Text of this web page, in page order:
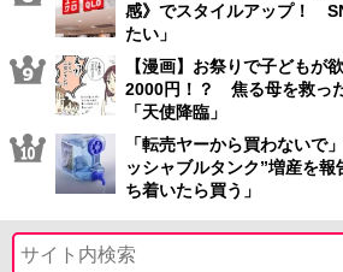
感》でスタイルアップ！
たい」
【漫画】お祭りで子どもが
2000円！？ 焦る母を救っ
「天使降臨」
「転売ヤーから買わないで
ッシャブルタンク”増産を
ち着いたら買う」